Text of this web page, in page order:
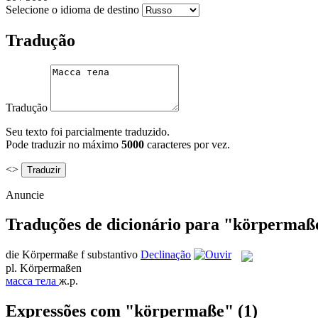
Selecione o idioma de destino
Tradução
Tradução
Seu texto foi parcialmente traduzido.
Pode traduzir no máximo 5000 caracteres por vez.
<>
Anuncie
Traduções de dicionário para
die Körpermaße f substantivo Declinação
pl. Körpermaßen
масса тела ж.р.
Expressões com "körpermaße" (1)